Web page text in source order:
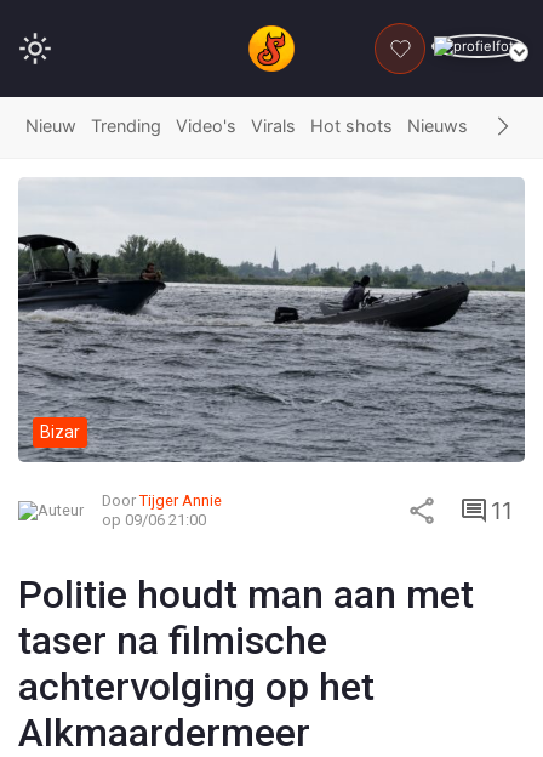
DONEER
Nieuw Trending Video's Virals Hot shots Nieuws Fails
Bizar
Door Tijger Annie
op 09/06 21:00
11
Politie houdt man aan met
taser na filmische
achtervolging op het
Alkmaardermeer